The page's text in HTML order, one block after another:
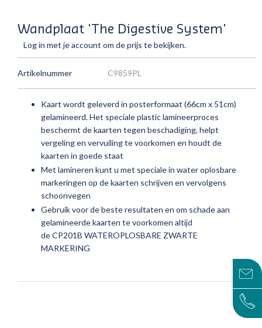
Wandplaat 'The Digestive System'
Log in met je account om de prijs te bekijken.
Artikelnummer C9859PL
Kaart wordt geleverd in posterformaat (66cm x 51cm)
gelamineerd.Het speciale plastic lamineerproces
beschermt de kaarten tegen beschadiging, helpt
vergeling en vervuiling te voorkomen en houdt de
kaarten in goede staat
Met lamineren kunt u met speciale in water oplosbare
markeringen op de kaarten schrijven en vervolgens
schoonvegen
Gebruik voor de beste resultaten en om schade aan
gelamineerde kaarten te voorkomen altijd
deCP201B WATEROPLOSBARE ZWARTE
MARKERING